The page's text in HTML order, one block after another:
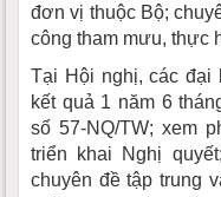
đơn vị thuộc Bộ;
công tham mưu, thực
Tại Hội nghị, các đại
kết quả 1 năm 6
số 57-NQ/TW; xem
triển khai Nghị
chuyên đề tập trung